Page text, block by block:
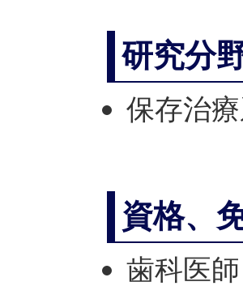
研究分
保存治
資格、
歯科医師